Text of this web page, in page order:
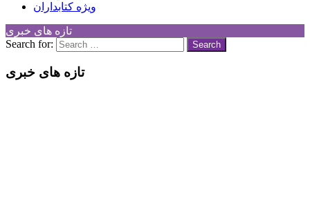
ویژه کتابداران
تازه های خبری
Search for:
تازه های خبری